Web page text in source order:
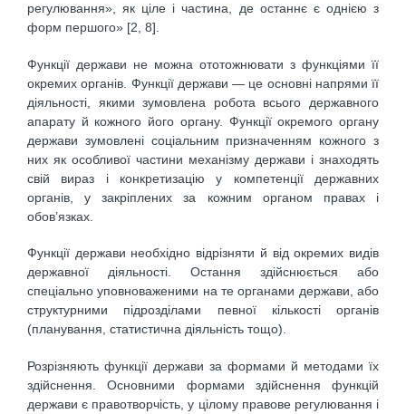
регулювання», як ціле і частина, де останнє є однією з
форм першого» [2, 8].
Функції держави не можна ототожнювати з функціями її
окремих органів. Функції держави — це основні напрями її
діяльності, якими зумовлена робота всього державного
апарату й кожного його органу. Функції окремого органу
держави зумовлені соціальним призначенням кожного з
них як особливої частини механізму держави і знаходять
свій вираз і конкретизацію у компетенції державних
органів, у закріплених за кожним органом правах і
обов’язках.
Функції держави необхідно відрізняти й від окремих видів
державної діяльності. Остання здійснюється або
спеціально уповноваженими на те органами держави, або
структурними підрозділами певної кількості органів
(планування, статистична діяльність тощо).
Розрізняють функції держави за формами й методами їх
здійснення. Основними формами здійснення функцій
держави є правотворчість, у цілому правове регулювання і